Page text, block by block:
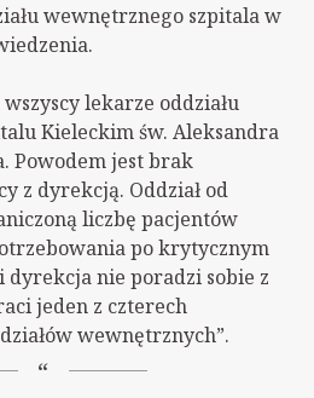
wewnętrznego szpitala w
lekarze oddziału
Kieleckim św. Aleksandra
Powodem jest brak
z dyrekcją. Oddział od
liczbę pacjentów
po krytycznym
dyrekcja nie poradzi sobie z
jeden z czterech
wewnętrznych”.